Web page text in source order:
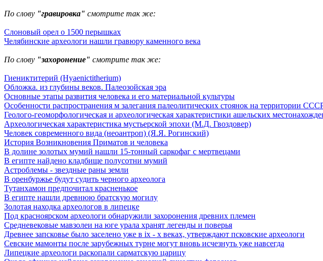
По слову "гравировка" смотрите так же:
Слоновый орел о 1500 перышках
Челябинские археологи нашли гравюру каменного века
По слову "захоронение" смотрите так же:
Гиениктитерий (Hyaenictitherium)
Обложка. из глубины веков. Палеозойская эра
Основные этапы развития человека и его материальной культуры
Особенности распространения м залегания палеолитических стоянок на территории
Геолого-геоморфологическая и археологическая характеристики ашельских
Археологическая характеристика мустьерской эпохи (М.Д. Гвоздовер)
Человек современного вида (неоантроп) (Я.Я. Рогинский)
История Возникновения Приматов и человека
В долине золотых мумий нашли 15-тонный саркофаг с мертвецами
В египте найдено кладбище полусотни мумий
Астроблемы - звездные раны земли
В оренбуржье будут судить черного археолога
Тутанхамон предпочитал красненькое
В египте нашли древнюю братскую могилу
Золотая находка археологов в липецке
Под красноярском археологи обнаружили захоронения древних племен
Средневековые мавзолеи на юге урала хранят легенды и поверья
Древнее запсковье было заселено уже в ix - x веках, утверждают псковские археологи
Севские мамонты после зарубежных турне могут вновь исчезнуть уже навсегда
Липецкие археологи раскопали сарматскую царицу